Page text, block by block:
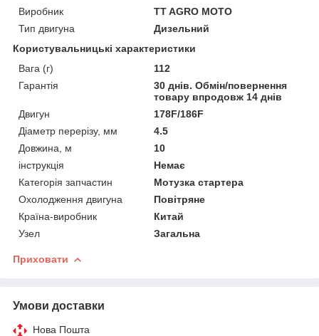
Виробник
TT AGRO MOTO
Тип двигуна
Дизельний
Користувальницькі характеристики
Вага (г)
112
Гарантія
30 днів. Обмін/повернення
товару впродовж 14 днів
Двигун
178F/186F
Діаметр перерізу, мм
4.5
Довжина, м
10
інструкція
Немає
Категорія запчастин
Мотузка стартера
Охолодження двигуна
Повітряне
Країна-виробник
Китай
Узел
Загальна
Приховати
Умови доставки
Нова Пошта